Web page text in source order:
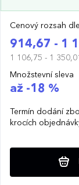
Cenový rozsah
914,67 - 1
1 106,75 - 1
Množstevní sleva
až -18 %
Termín dodání
krocích